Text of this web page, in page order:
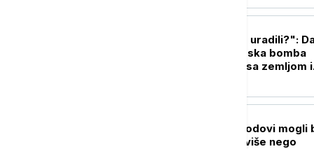
"Bože, šta smo to uradili?":
kada je prva atomska bomba
sravnila Hirošimu sa zemljom i
Trampovi vojni brodovi mogli
koštaju 50 odsto više nego